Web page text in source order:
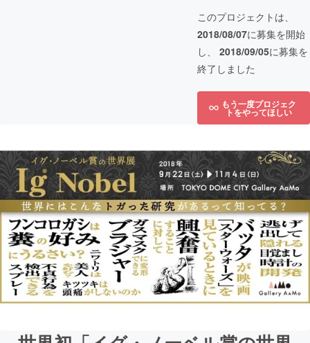
このプロジェクトは、
2018/08/07に募集を開始
し、 2018/09/05に募集を
終了しました
もう一度プロジェク
トをやってほしい